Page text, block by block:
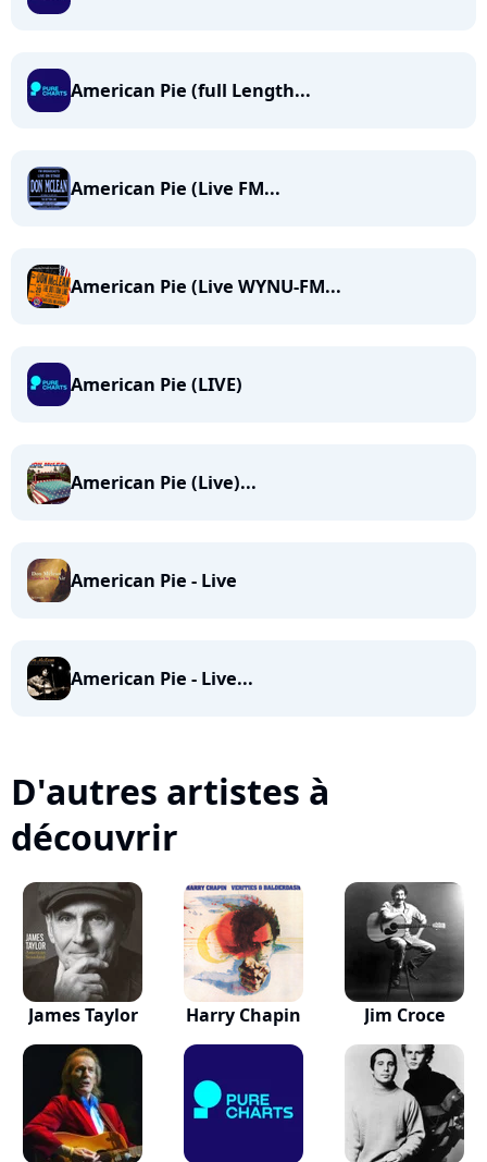
American Pie (full Length...
American Pie (Live FM...
American Pie (Live WYNU-FM...
American Pie (LIVE)
American Pie (Live)...
American Pie - Live
American Pie - Live...
D'autres artistes à
découvrir
James Taylor Harry Chapin Jim Croce